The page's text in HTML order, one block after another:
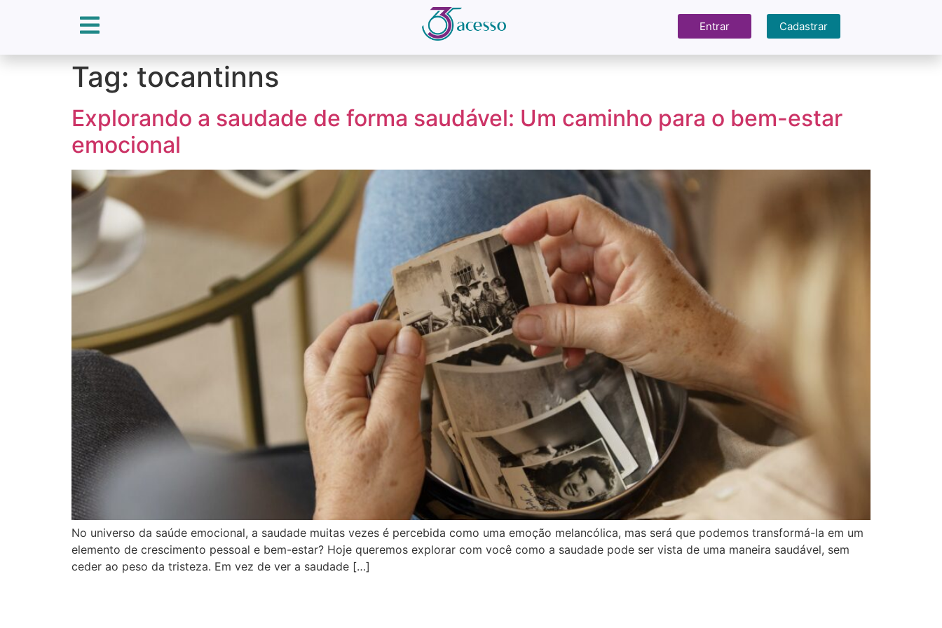
Entrar Cadastrar
Tag: tocantinns
Explorando a saudade de forma saudável: Um caminho para o bem-estar
emocional
No universo da saúde emocional, a saudade muitas vezes é percebida como uma emoção melancólica, mas será que podemos transformá-la em um
elemento de crescimento pessoal e bem-estar? Hoje queremos explorar com você como a saudade pode ser vista de uma maneira saudável, sem
ceder ao peso da tristeza. Em vez de ver a saudade […]